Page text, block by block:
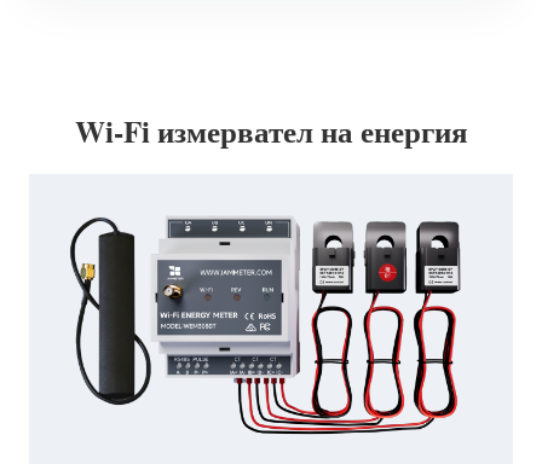
Wi-Fi измервател на енергия